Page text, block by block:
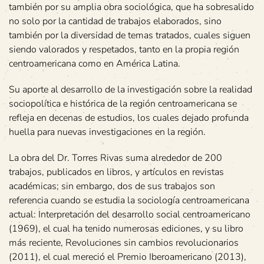
también por su amplia obra sociológica, que ha sobresalido
no solo por la cantidad de trabajos elaborados, sino
también por la diversidad de temas tratados, cuales siguen
siendo valorados y respetados, tanto en la propia región
centroamericana como en América Latina.
Su aporte al desarrollo de la investigación sobre la realidad
sociopolítica e histórica de la región centroamericana se
refleja en decenas de estudios, los cuales dejado profunda
huella para nuevas investigaciones en la región.
La obra del Dr. Torres Rivas suma alrededor de 200
trabajos, publicados en libros, y artículos en revistas
académicas; sin embargo, dos de sus trabajos son
referencia cuando se estudia la sociología centroamericana
actual: Interpretación del desarrollo social centroamericano
(1969), el cual ha tenido numerosas ediciones, y su libro
más reciente, Revoluciones sin cambios revolucionarios
(2011), el cual mereció el Premio Iberoamericano (2013),